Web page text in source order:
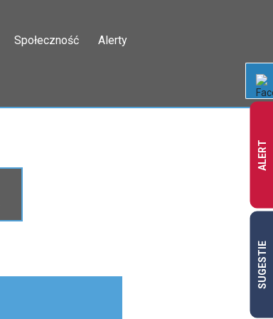
Społeczność
Alerty
ALERT
SUGESTIE